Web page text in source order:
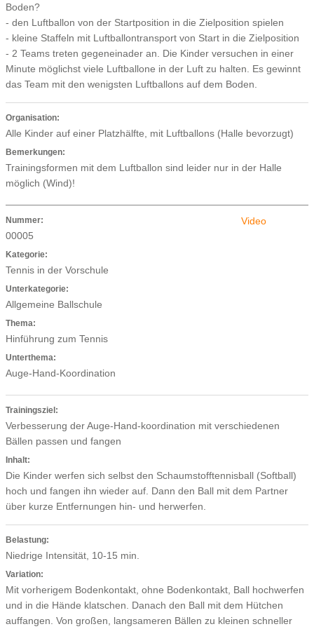
Boden?
- den Luftballon von der Startposition in die Zielposition spielen
- kleine Staffeln mit Luftballontransport von Start in die Zielposition
- 2 Teams treten gegeneinader an. Die Kinder versuchen in einer
Minute möglichst viele Luftballone in der Luft zu halten. Es gewinnt
das Team mit den wenigsten Luftballons auf dem Boden.
Organisation:
Alle Kinder auf einer Platzhälfte, mit Luftballons (Halle bevorzugt)
Bemerkungen:
Trainingsformen mit dem Luftballon sind leider nur in der Halle
möglich (Wind)!
Nummer:
00005
Kategorie:
Tennis in der Vorschule
Unterkategorie:
Allgemeine Ballschule
Thema:
Hinführung zum Tennis
Unterthema:
Auge-Hand-Koordination
Video
Trainingsziel:
Verbesserung der Auge-Hand-koordination mit verschiedenen
Bällen passen und fangen
Inhalt:
Die Kinder werfen sich selbst den Schaumstofftennisball (Softball)
hoch und fangen ihn wieder auf. Dann den Ball mit dem Partner
über kurze Entfernungen hin- und herwerfen.
Belastung:
Niedrige Intensität, 10-15 min.
Variation:
Mit vorherigem Bodenkontakt, ohne Bodenkontakt, Ball hochwerfen
und in die Hände klatschen. Danach den Ball mit dem Hütchen
auffangen. Von großen, langsameren Bällen zu kleinen schneller